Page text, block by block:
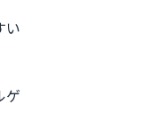
い
ゲ